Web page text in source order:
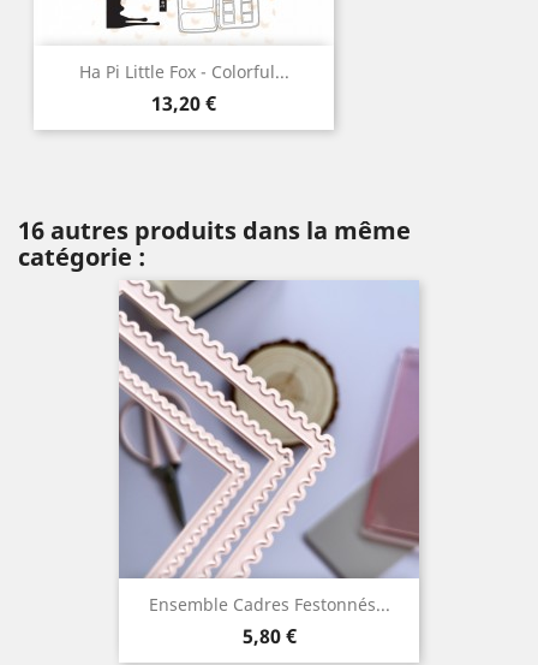
Ha Pi Little Fox - Colorful...
Prix
13,20 €
16 autres produits dans la même
catégorie :
Ensemble Cadres Festonnés...
Prix
5,80 €